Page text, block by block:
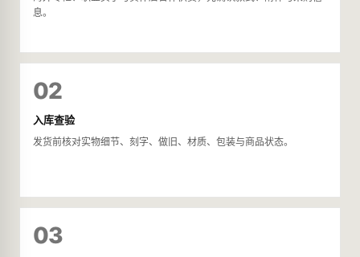
息。
02
入库查验
发货前核对实物细节、刻字、做旧、材质、包装与商品状态。
03